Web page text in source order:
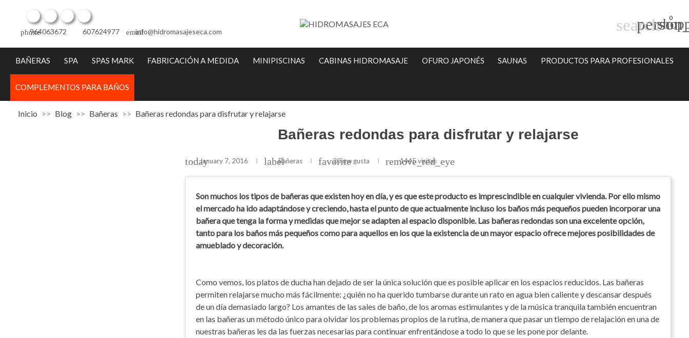
Facebook
TwitterPinterestInstagram
phone964063672 607624977 emailinfo@hidromasajeseca.com
0
search
BAÑERAS SPA SPAS MARK FABRICACIÓN A MEDIDA MINIPISCINAS CABINAS HIDROMASAJE OFURO JAPONÉS SAUNAS PRODUCTOS PARA PROFESIONALES
COMPLEMENTOS PARA BAÑOS
Inicio Blog Bañeras Bañeras redondas para disfrutar y relajarse
Bañeras redondas para disfrutar y relajarse
todayJanuary 7, 2016 labelBañeras favorite
20me gusta remove_red_eye
1445 visitas
Son muchos los tipos de bañeras que existen hoy en día, y es que este producto es imprescindible en cualquier vivienda. Por ello mismo
el mercado ha ido adaptándose y creciendo, hasta el punto de que actualmente incluso los baños más pequeños pueden incorporar una
bañera que tenga la forma y medidas que mejor se adapten al espacio disponible. Las bañeras redondas son una excelente opción,
tanto para los baños más pequeños como para aquellos en los que la existencia de un mayor espacio ofrece mejores posibilidades de
amueblado y decoración.
Como vemos, los platos de ducha han dejado de ser la única solución que es posible aplicar en los espacios reducidos. Las bañeras
permiten relajarse mucho más fácilmente: ¿quién no ha querido tumbarse durante un rato en agua bien caliente y descansar después
de un día demasiado largo? Los amantes de las sales de baño, de los aromas estimulantes y de la música tranquila también encuentran
en las bañeras un método único para olvidar los problemas propios de la rutina, de manera que pasar un tiempo de relajación en una de
nuestras bañeras les da las fuerzas necesarias para continuar enfrentándose a todo lo que se les pone por delante.